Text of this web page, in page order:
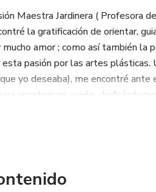
Maestra Jardinera ( Profesora
la gratificación de orientar,
amor ; como así también la
pasión por las artes plásticas.
yo deseaba), me encontré ante
construir mi sueño, dedicándome
con formas, colores, texturas